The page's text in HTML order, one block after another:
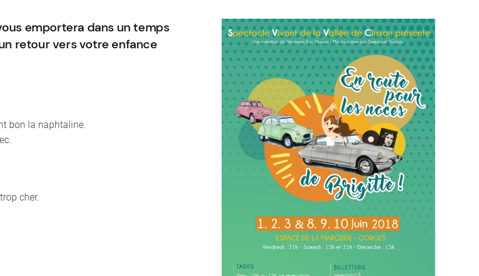
emportera dans un temps
retour vers votre enfance
bon la naphtaline.
cher.